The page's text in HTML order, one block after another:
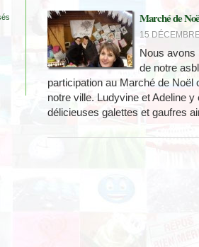
Marché de
15
Nous avons
de notre
participation au Marché de Noël
notre ville. Ludyvine et Adeline
délicieuses galettes et gaufres